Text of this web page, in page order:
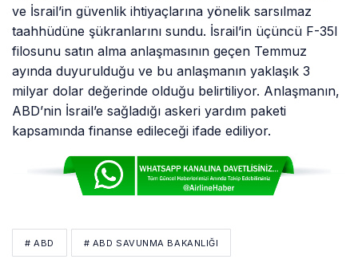
ve İsrail’in güvenlik ihtiyaçlarına yönelik sarsılmaz
taahhüdüne şükranlarını sundu. İsrail’in üçüncü F-35I
filosunu satın alma anlaşmasının geçen Temmuz
ayında duyurulduğu ve bu anlaşmanın yaklaşık 3
milyar dolar değerinde olduğu belirtiliyor. Anlaşmanın,
ABD’nin İsrail’e sağladığı askeri yardım paketi
kapsamında finanse edileceği ifade ediliyor.
# ABD # ABD SAVUNMA BAKANLIĞI